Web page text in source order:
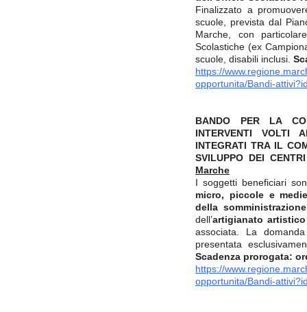
Finalizzato a
scuole, prevista dal
Marche, con
Scolastiche (ex
scuole, disabili inclusi.
https://
opportunita/Bandi-
BANDO PER LA
INTERVENTI VOLTI
INTEGRATI TRA IL
SVILUPPO DEI
Marche
I soggetti beneficiari
micro, piccole e
della
dell’artigianato
associata. La
presentata
Scadenza prorogata:
https://
opportunita/Bandi-